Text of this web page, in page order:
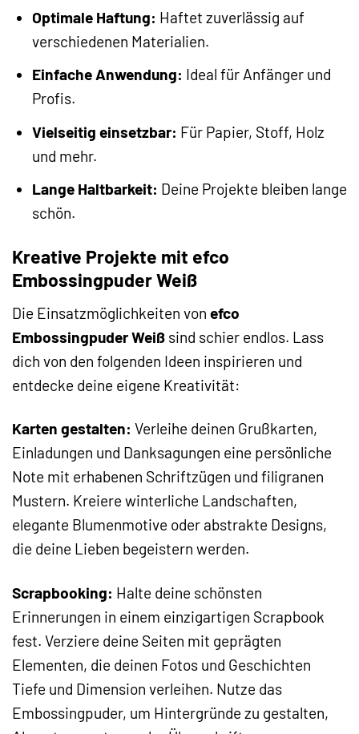
Optimale Haftung: Haftet zuverlässig auf
verschiedenen Materialien.
Einfache Anwendung: Ideal für Anfänger und
Profis.
Vielseitig einsetzbar: Für Papier, Stoff, Holz
und mehr.
Lange Haltbarkeit: Deine Projekte bleiben lange
schön.
Kreative Projekte mit efco
Embossingpuder Weiß
Die Einsatzmöglichkeiten von efco
Embossingpuder Weiß sind schier endlos. Lass
dich von den folgenden Ideen inspirieren und
entdecke deine eigene Kreativität:
Karten gestalten: Verleihe deinen Grußkarten,
Einladungen und Danksagungen eine persönliche
Note mit erhabenen Schriftzügen und filigranen
Mustern. Kreiere winterliche Landschaften,
elegante Blumenmotive oder abstrakte Designs,
die deine Lieben begeistern werden.
Scrapbooking: Halte deine schönsten
Erinnerungen in einem einzigartigen Scrapbook
fest. Verziere deine Seiten mit geprägten
Elementen, die deinen Fotos und Geschichten
Tiefe und Dimension verleihen. Nutze das
Embossingpuder, um Hintergründe zu gestalten,